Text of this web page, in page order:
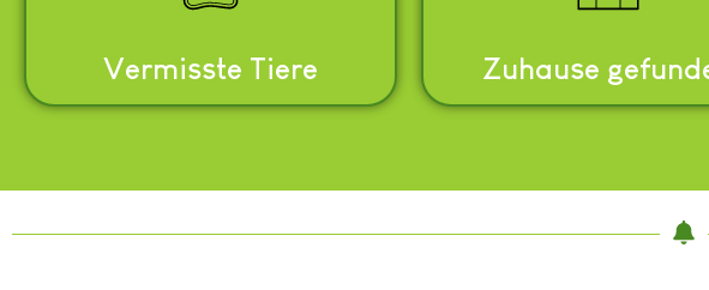
Vermisste Tiere Zuhause